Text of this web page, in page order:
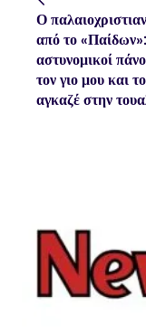
Ο
από το
αστυνομικοί
τον γιο μου και
αγκαζέ στην